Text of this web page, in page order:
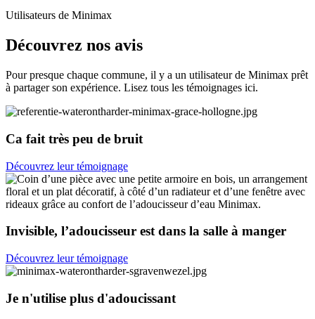
Utilisateurs de Minimax
Découvrez nos avis
Pour presque chaque commune, il y a un utilisateur de Minimax prêt
à partager son expérience. Lisez tous les témoignages ici.
Ca fait très peu de bruit
Découvrez leur témoignage
Invisible, l’adoucisseur est dans la salle à manger
Découvrez leur témoignage
Je n'utilise plus d'adoucissant